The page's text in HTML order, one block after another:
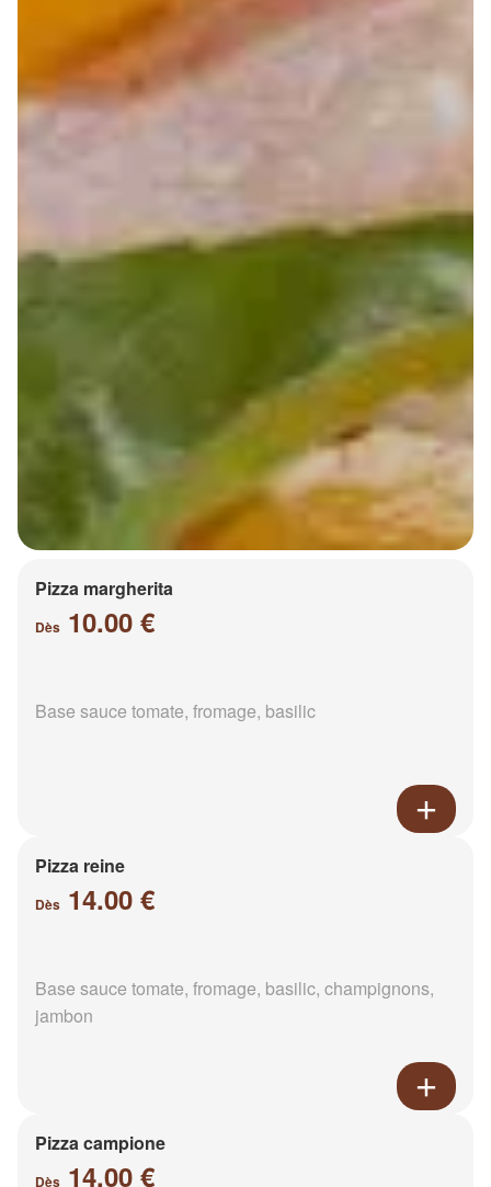
Pizza margherita
Dès 10.00 €
Base sauce tomate, fromage, basilic
Pizza reine
Dès 14.00 €
Base sauce tomate, fromage, basilic, champignons,
jambon
Pizza campione
Dès 14.00 €